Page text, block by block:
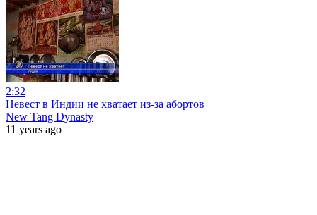
2:32
Невест в Индии не хватает из-за абортов
New Tang Dynasty
11 years ago